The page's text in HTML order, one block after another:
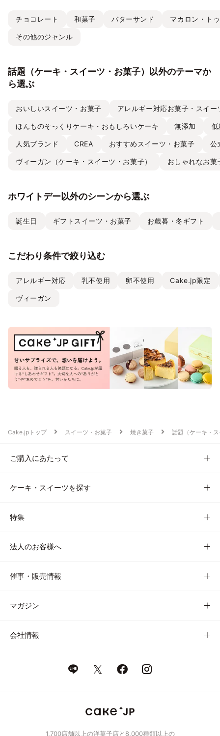
チョコレート 和菓子 バターサンド マカロン・ト
その他のジャンル
話題（ケーキ・スイーツ・お菓子）以外のテーマか
ら選ぶ
おいしいスイーツ・お菓子 アレルギー対応お菓子・スイー
ほんものそっくりケーキ・おもしろいケーキ 無添加
人気ブランド CREA おすすめスイーツ・お菓子 公
ヴィーガン（ケーキ・スイーツ・お菓子） おしゃれなお菓
ホワイトデー以外のシーンから選ぶ
誕生日 ギフトスイーツ・お菓子 お歳暮・冬ギフト
こだわり条件で絞り込む
アレルギー対応 乳不使用 卵不使用 Cake.jp限定
ヴィーガン
Cake.jpトップ スイーツ・お菓子 焼き菓子 話題（ケーキ・
ご購入にあたって
ケーキ・スイーツを探す
特集
法人のお客様へ
催事・販売情報
マガジン
会社情報
1,700店舗以上の洋菓子店と8,000種類以上の